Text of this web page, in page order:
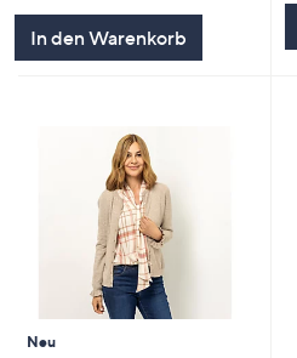
In den Warenkorb
Neu